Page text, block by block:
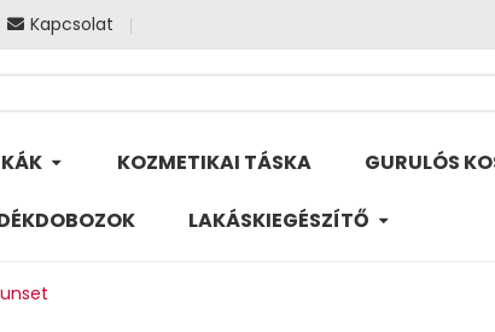
Kapcsolat
KOZMETIKAI TÁSKA GURULÓS
LAKÁSKIEGÉSZÍTŐ